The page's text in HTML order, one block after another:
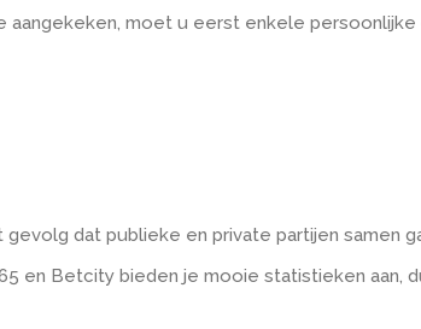
moet u eerst enkele
dat publieke en private partijen samen
en Betcity bieden je mooie statistieken aan,